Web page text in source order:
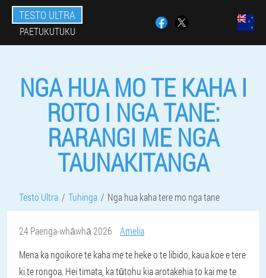
TESTO ULTRA
PAETUKUTUKU
NGA HUA MO TE KAHA I
ROTO I NGA TANE:
RARANGI ME NGA
TAUNAKITANGA
Testo Ultra Tuhinga Nga hua kaha tere mo nga tane
24 Paenga-whāwhā 2026
Amelia
Mena ka ngoikore te kaha me te heke o te libido, kaua koe e tere
ki te rongoa. Hei timata, ka tūtohu kia arotakehia to kai me te